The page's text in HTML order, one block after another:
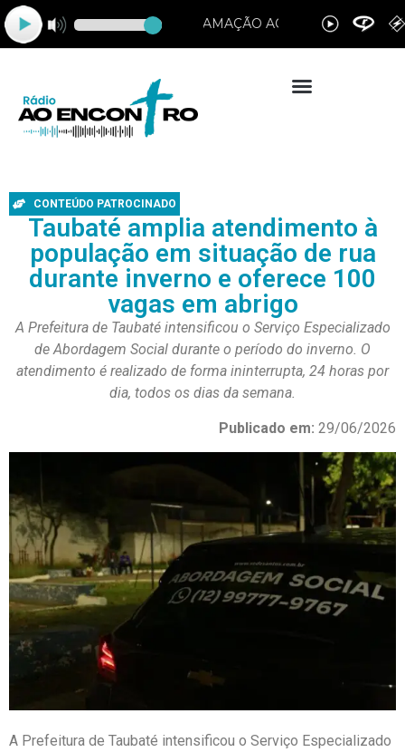
CONTEÚDO PATROCINADO
Taubaté amplia atendimento à
população em situação de rua
durante inverno e oferece 100
vagas em abrigo
A Prefeitura de Taubaté intensificou o Serviço Especializado
de Abordagem Social durante o período do inverno. O
atendimento é realizado de forma ininterrupta, 24 horas por
dia, todos os dias da semana.
Publicado em: 29/06/2026
A Prefeitura de Taubaté intensificou o Serviço Especializado